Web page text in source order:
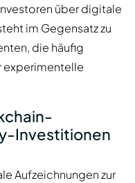
über digitale
im Gegensatz zu
die häufig
experimentelle
Investitionen
Aufzeichnungen zur